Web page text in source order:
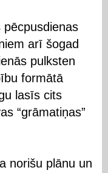
arī šogad
pulksten
formātā
lasīs cits
“grāmatiņas”
norišu plānu un